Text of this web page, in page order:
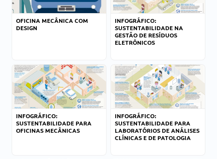
OFICINA MECÂNICA COM
DESIGN
INFOGRÁFICO:
SUSTENTABILIDADE NA
GESTÃO DE RESÍDUOS
ELETRÔNICOS
INFOGRÁFICO:
SUSTENTABILIDADE PARA
OFICINAS MECÂNICAS
INFOGRÁFICO:
SUSTENTABILIDADE PARA
LABORATÓRIOS DE ANÁLISES
CLÍNICAS E DE PATOLOGIA